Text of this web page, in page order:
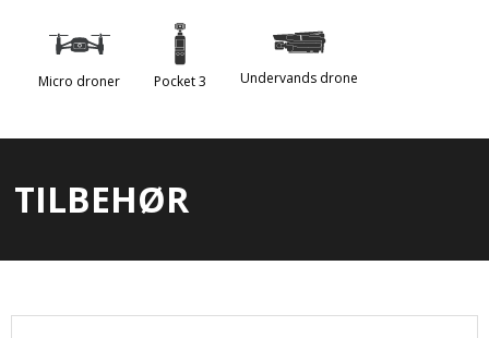
Micro droner Pocket 3 Undervands drone
TILBEHØR